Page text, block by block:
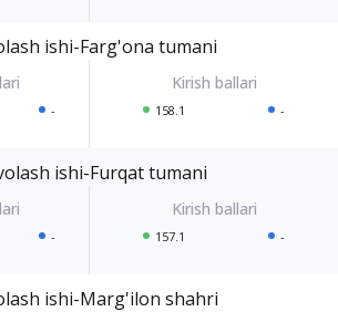
ishi-Farg'ona tumani
- 158.1 -
ishi-Furqat tumani
- 157.1 -
ishi-Marg'ilon shahri